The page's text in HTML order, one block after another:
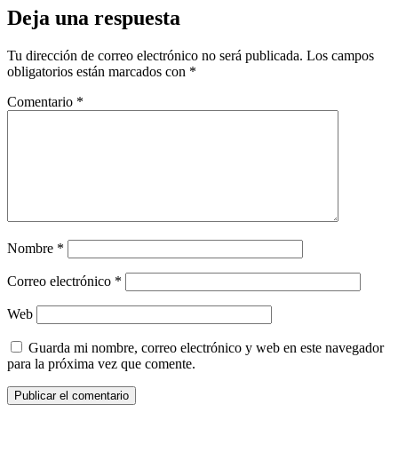
Deja una respuesta
Tu dirección de correo electrónico no será publicada. Los campos
obligatorios están marcados con *
Comentario *
Nombre *
Correo electrónico *
Web
Guarda mi nombre, correo electrónico y web en este navegador
para la próxima vez que comente.